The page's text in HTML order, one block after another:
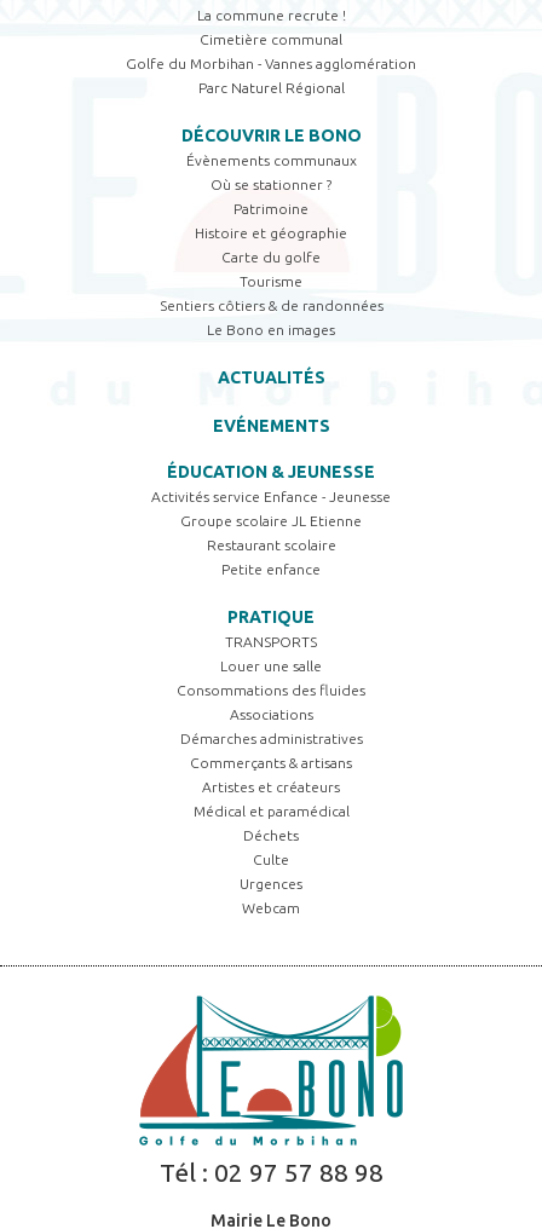
La commune recrute !
Cimetière communal
Golfe du Morbihan - Vannes agglomération
Parc Naturel Régional
DÉCOUVRIR LE BONO
Évènements communaux
Où se stationner ?
Patrimoine
Histoire et géographie
Carte du golfe
Tourisme
Sentiers côtiers & de randonnées
Le Bono en images
ACTUALITÉS
EVÉNEMENTS
ÉDUCATION & JEUNESSE
Activités service Enfance - Jeunesse
Groupe scolaire JL Etienne
Restaurant scolaire
Petite enfance
PRATIQUE
TRANSPORTS
Louer une salle
Consommations des fluides
Associations
Démarches administratives
Commerçants & artisans
Artistes et créateurs
Médical et paramédical
Déchets
Culte
Urgences
Webcam
Tél : 02 97 57 88 98
Mairie Le Bono